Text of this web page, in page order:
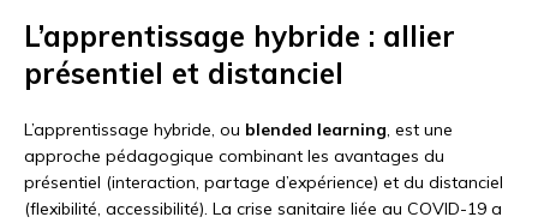
L’apprentissage hybride : allier
présentiel et distanciel
L’apprentissage hybride, ou blended learning, est une
approche pédagogique combinant les avantages du
présentiel (interaction, partage d’expérience) et du distanciel
(flexibilité, accessibilité). La crise sanitaire liée au COVID-19 a